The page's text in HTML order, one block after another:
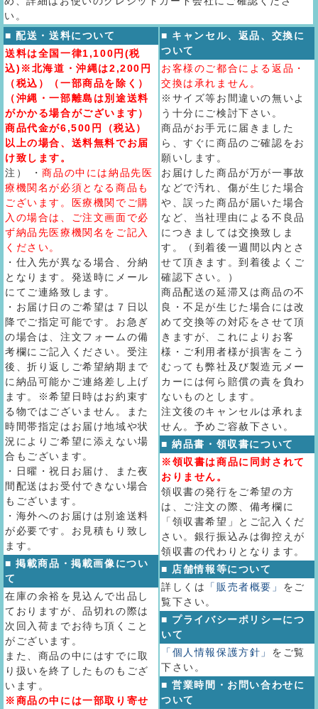
い。
■ 配送・送料について
送料は全国一律1,100円(税
込)※北海道・沖縄は2,200円
（税込）（一部商品を除く）
（沖縄・一部離島は別途送料
がかかる場合がございます）
商品代金が6,500円（税込）
以上の場合、送料無料でお届
け致します。
注） ・商品の中には納品先医
療機関名が必須となる商品も
ございます。医療機関でご購
入の場合は、ご注文画面で必
ず納品先医療機関名をご記入
ください。
・仕入先が異なる場合、分納
となります。発送時にメール
にてご連絡致します。
・お届け日のご希望は７日以
降でご指定可能です。お急ぎ
の場合は、注文フォームの備
考欄にご記入ください。受注
後、折り返しご希望納期まで
に納品可能かご連絡差し上げ
ます。※希望日時はお約束す
る物ではございません。また
時間帯指定はお届け地域や状
況によりご希望に添えない場
合もございます。
・日曜・祝日お届け、また夜
間配送はお受付できない場合
もございます。
・海外へのお届けは別途送料
が必要です。お見積もり致し
ます。
■ 掲載商品・掲載画像につい
て
在庫の余裕を見込んで出品し
ておりますが、品切れの際は
次回入荷までお待ち頂くこと
がございます。
また、商品の中にはすでに取
り扱いを終了したものもござ
います。
※商品の中には一部取り寄せ
■ キャンセル、返品、交換に
ついて
お客様のご都合による返品・
交換は承れません。
※サイズ等お間違いの無いよ
う十分にご検討下さい。
商品がお手元に届きました
ら、すぐに商品のご確認をお
願いします。
お届けした商品が万が一事故
などで汚れ、傷が生じた場合
や、誤った商品が届いた場合
など、当社理由による不良品
につきましては交換致しま
す。（到着後一週間以内とさ
せて頂きます。到着後よくご
確認下さい。）
商品配送の延滞又は商品の不
良・不足が生じた場合には改
めて交換等の対応をさせて頂
きますが、これによりお客
様・ご利用者様が損害をこう
むっても弊社及び製造元メー
カーには何ら賠償の責を負わ
ないものとします。
注文後のキャンセルは承れま
せん。予めご容赦下さい。
■ 納品書・領収書について
※領収書は商品に同封されて
おりません。
領収書の発行をご希望の方
は、ご注文の際、備考欄に
「領収書希望」とご記入くだ
さい。銀行振込みは御控えが
領収書の代わりとなります。
■ 店舗情報等について
詳しくは
「販売者概要」 をご
覧下さい。
■ プライバシーポリシーにつ
いて
「個人情報保護方針」 をご覧
下さい。
■ 営業時間・お問い合わせに
ついて